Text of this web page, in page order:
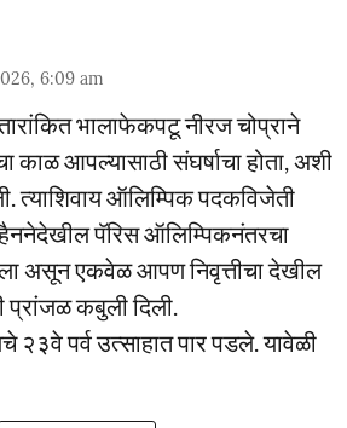
6:09 am
तारांकित भालाफेकपटू नीरज चोप्राने
काळ आपल्यासाठी संघर्षाचा होता, अशी
त्याशिवाय ऑलिम्पिक पदकविजेती
पॅरिस ऑलिम्पिकनंतरचा
असून एकवेळ आपण निवृत्तीचा देखील
प्रांजळ कबुली दिली.
२३वे पर्व उत्साहात पार पडले. यावेळी